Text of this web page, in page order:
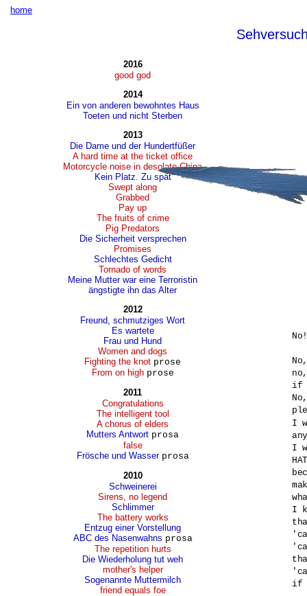
home
2016
good god
2014
Ein von anderen bewohntes Haus
Toeten und nicht Sterben
2013
Die Dame und der Hundertfüßer
A hard time at the ticket office
Motorcycle noise in desolate China
Kein Platz. Zu spät
Swept along
Grabbed
Pay up
The fruits of crime
Pig Predators
Die Sicherheit versprechen
Promises
Schlechtes Gedicht
Tornado of words
Meine Mutter war eine Terroristin
ängstigte ihn das Alter
2012
Freund, schmutziges Wort
Es wartete
Frau und Hund
Women and dogs
Fighting the knot prose
From on high prose
2011
Congratulations
The intelligent tool
A chorus of elders
Mutters Antwort prosa
false
Frösche und Wasser prosa
2010
Schweinerei
Sirens, no legend
Schlimmer
The battery works
Entzug einer Vorstellung
ABC des Nasenwahns prosa
The repetition hurts
Die Wiederholung tut weh
mother's helper
Sogenannte Muttermilch
friend equals foe
No!
if
I
I
I
if